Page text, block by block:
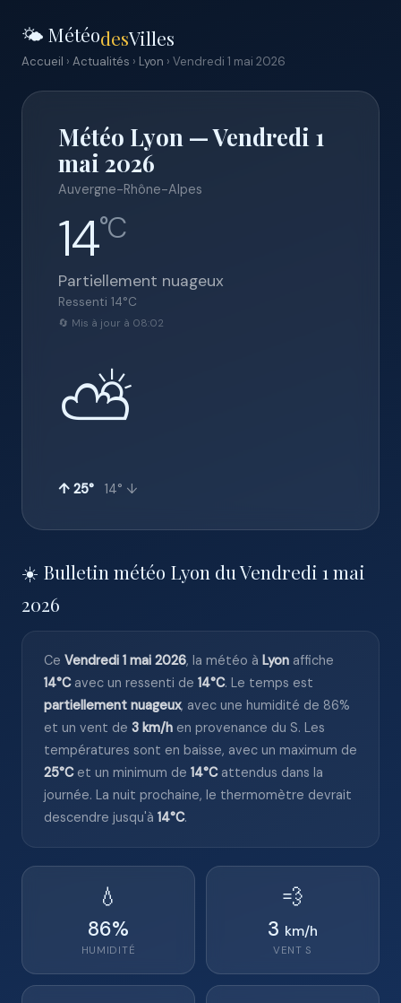
🌤️ MétéodesVilles
Accueil › Actualités › Lyon › Vendredi 1 mai 2026
Météo Lyon — Vendredi 1
mai 2026
Auvergne-Rhône-Alpes
14°C
Partiellement nuageux
Ressenti 14°C
🔄 Mis à jour à 08:02
⛅
↑ 25° 14° ↓
☀️ Bulletin météo Lyon du Vendredi 1 mai
2026
Ce Vendredi 1 mai 2026, la météo à Lyon affiche
14°Cavec un ressenti de 14°C. Le temps est
partiellement nuageux, avec une humidité de 86%
et un vent de 3 km/h en provenance du S. Les
températures sont en baisse, avec un maximum de
25°Cet un minimum de 14°Cattendus dans la
journée. La nuit prochaine, le thermomètre devrait
descendre jusqu'à 14°C.
💧
86%
HUMIDITÉ
💨
3 km/h
VENT S